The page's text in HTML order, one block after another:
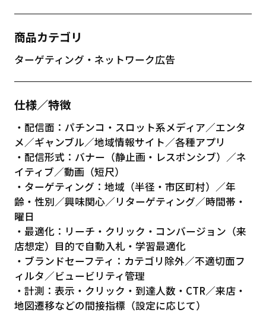
商品カテゴリ
ターゲティング・ネットワーク広告
仕様／特徴
・配信面：パチンコ・スロット系メディア／エンタ
メ／ギャンブル／地域情報サイト／各種アプリ
・配信形式：バナー（静止画・レスポンシブ）／ネ
イティブ／動画（短尺）
・ターゲティング：地域（半径・市区町村）／年
齢・性別／興味関心／リターゲティング／時間帯・
曜日
・最適化：リーチ・クリック・コンバージョン（来
店想定）目的で自動入札・学習最適化
・ブランドセーフティ：カテゴリ除外／不適切面フ
ィルタ／ビュービリティ管理
・計測：表示・クリック・到達人数・CTR／来店・
地図遷移などの間接指標（設定に応じて）